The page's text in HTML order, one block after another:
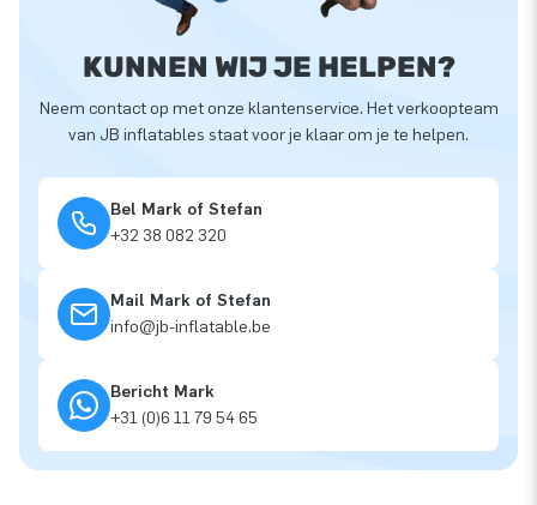
KUNNEN WIJ JE HELPEN?
Neem contact op met onze klantenservice. Het verkoopteam
van JB inflatables staat voor je klaar om je te helpen.
Bel Mark of Stefan
+32 38 082 320
Mail Mark of Stefan
info@jb-inflatable.be
Bericht Mark
+31 (0)6 11 79 54 65